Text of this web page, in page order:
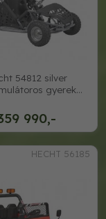
990,-
54812 silver
gyerek
HECHT 56185